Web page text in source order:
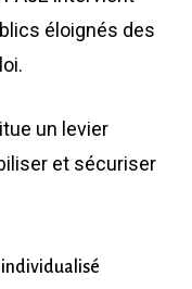
éloignés des
un levier
et sécuriser